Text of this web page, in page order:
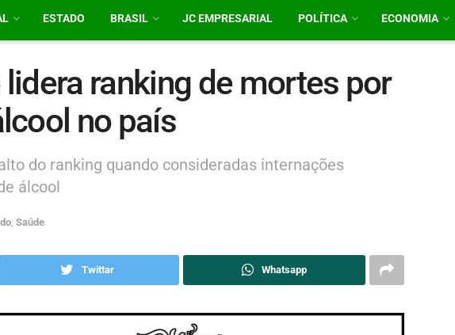
ESTADO BRASIL JC EMPRESARIAL POLÍTICA ECONOMIA
ranking de mortes por
no país
do ranking quando consideradas internações
álcool
Saúde
Twittar Whatsapp